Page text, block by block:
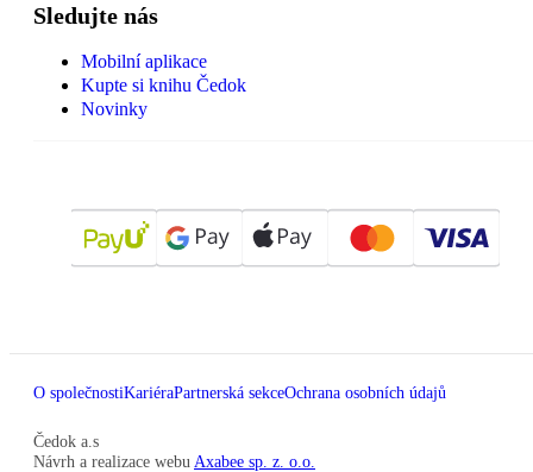
Sledujte nás
Mobilní aplikace
Kupte si knihu Čedok
Novinky
O společnostiKariéraPartnerská sekceOchrana osobních údajů
Čedok a.s
Návrh a realizace webu Axabee sp. z. o.o.